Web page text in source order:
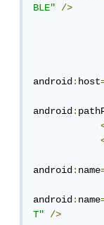
BLE"
/>
android:host
android:
android:name
android:name
T"
/>